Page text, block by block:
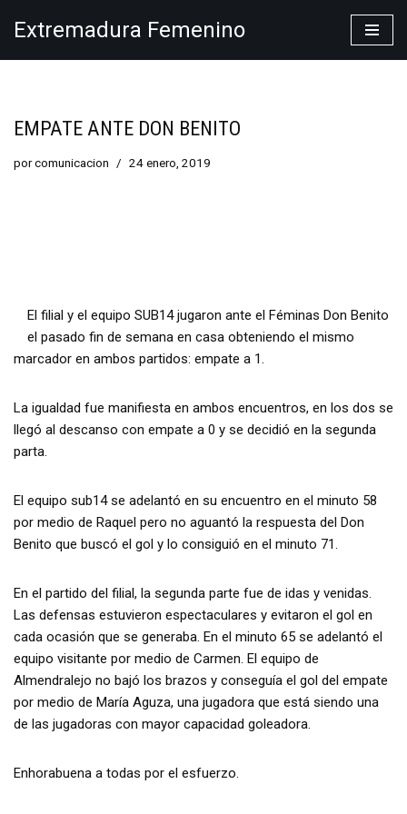
Extremadura Femenino
EMPATE ANTE DON BENITO
porcomunicacion 24 enero, 2019
El filial y el equipo SUB14 jugaron ante el Féminas Don Benito
el pasado fin de semana en casa obteniendo el mismo
marcador en ambos partidos: empate a 1.
La igualdad fue manifiesta en ambos encuentros, en los dos se
llegó al descanso con empate a 0 y se decidió en la segunda
parta.
El equipo sub14 se adelantó en su encuentro en el minuto 58
por medio de Raquel pero no aguantó la respuesta del Don
Benito que buscó el gol y lo consiguió en el minuto 71.
En el partido del filial, la segunda parte fue de idas y venidas.
Las defensas estuvieron espectaculares y evitaron el gol en
cada ocasión que se generaba. En el minuto 65 se adelantó el
equipo visitante por medio de Carmen. El equipo de
Almendralejo no bajó los brazos y conseguía el gol del empate
por medio de María Aguza, una jugadora que está siendo una
de las jugadoras con mayor capacidad goleadora.
Enhorabuena a todas por el esfuerzo.